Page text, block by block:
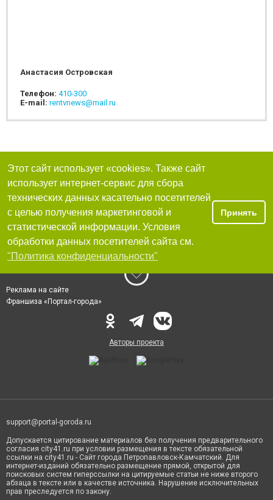
Анастасия Островская
Телефон: 410-300
E-mail: rentvnews@mail.ru
Этот сайт использует «cookies». Также сайт
использует интернет-сервис для сбора
технических данных касательно посетителей
с целью получения маркетинговой и
статистической информации. Условия
обработки данных посетителей сайта см.
"Политика конфиденциальности"
Принять
Реклама на сайте
Франшиза «Портал-города»
Авторы проекта
support@portal-goroda.ru
Допускается цитирование материалов без получения предварительного
согласия city41.ru при условии размещения в тексте обязательной
ссылки на city41.ru - Сайт города Петропавловск-Камчатский. Для
интернет-изданий обязательно размещение прямой, открытой для
поисковых систем гиперссылки на цитируемые статьи не ниже второго
абзаца в тексте или в качестве источника. Нарушение исключительных
прав преследуется по закону.